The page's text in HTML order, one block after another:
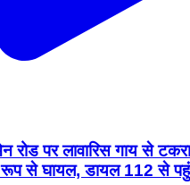
मेन रोड पर लावारिस गाय से
रूप से घायल, डायल 112 से